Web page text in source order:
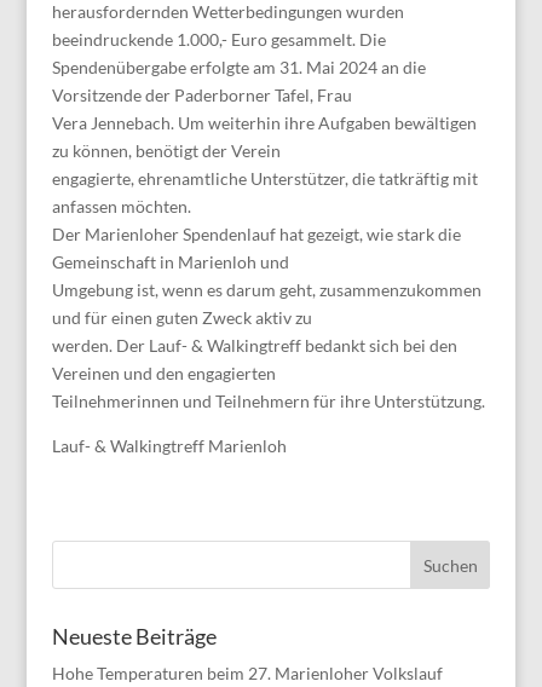
herausfordernden Wetterbedingungen wurden
beeindruckende 1.000,- Euro gesammelt. Die
Spendenübergabe erfolgte am 31. Mai 2024 an die
Vorsitzende der Paderborner Tafel, Frau
Vera Jennebach. Um weiterhin ihre Aufgaben bewältigen
zu können, benötigt der Verein
engagierte, ehrenamtliche Unterstützer, die tatkräftig mit
anfassen möchten.
Der Marienloher Spendenlauf hat gezeigt, wie stark die
Gemeinschaft in Marienloh und
Umgebung ist, wenn es darum geht, zusammenzukommen
und für einen guten Zweck aktiv zu
werden. Der Lauf- & Walkingtreff bedankt sich bei den
Vereinen und den engagierten
Teilnehmerinnen und Teilnehmern für ihre Unterstützung.
Lauf- & Walkingtreff Marienloh
Neueste Beiträge
Hohe Temperaturen beim 27. Marienloher Volkslauf